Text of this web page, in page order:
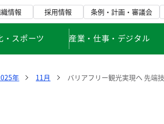
情報 採用情報 条例・計画・審議会
・スポーツ 産業・仕事・デジタル
年 11月 バリアフリー観光実現へ 先端